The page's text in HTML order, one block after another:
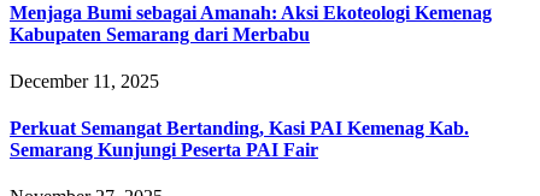
Menjaga Bumi sebagai Amanah: Aksi Ekoteologi Kemenag
Kabupaten Semarang dari Merbabu
December 11, 2025
Perkuat Semangat Bertanding, Kasi PAI Kemenag Kab.
Semarang Kunjungi Peserta PAI Fair